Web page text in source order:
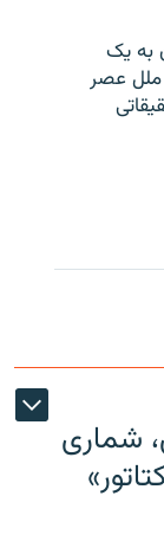
به یک
ملل عصر
شماری